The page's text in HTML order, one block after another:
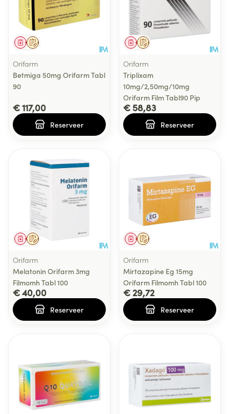
Op voorschrift
Geneesmiddel
Orifarm
Betmiga 50mg Orifarm Tabl
90
€ 117,00
Reserveer
Op voorschrift
Geneesmiddel
Orifarm
Triplixam
10mg/2,50mg/10mg
Orifarm Film Tabl90 Pip
€ 58,83
Reserveer
Op voorschrift
Geneesmiddel
Orifarm
Melatonin Orifarm 3mg
Filmomh Tabl 100
€ 40,00
Reserveer
Op voorschrift
Geneesmiddel
Orifarm
Mirtazapine Eg 15mg
Orifarm Filmomh Tabl 100
€ 29,72
Reserveer